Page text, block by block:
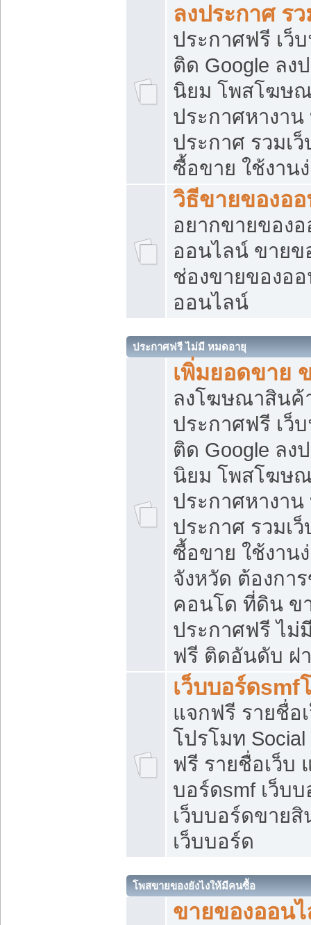
ลงประกาศ ร
ประกาศฟรี เว็
ติด Google ลง
นิยม โพสโฆษ
ประกาศหางาน
ประกาศ รวมเ
ซื้อขาย ใช้งาน
วิธีขายของอ
อยากขายของ
ออนไลน์ ขายข
ช่องขายของอ
ออนไลน์
ประกาศฟรี ไม่มี หมดอายุ
เพิ่มยอดขาย
ลงโฆษณาสิน
ประกาศฟรี เว็
ติด Google ลง
นิยม โพสโฆษ
ประกาศหางาน
ประกาศ รวมเ
ซื้อขาย ใช้งาน
จังหวัด ต้องกา
คอนโด ที่ดิน ข
ประกาศฟรี ไม่
ฟรี ติดอันดับ ฝ
เว็บบอร์ดsmf
แจกฟรี รายชื่อ
โปรโมท
ฟรี รายชื่อเว็บ
บอร์ดsmf เว็บ
เว็บบอร์ดขาย
เว็บบอร์ด
โพสขายของยังไงให้มีคนซื้อ
ขายของออน